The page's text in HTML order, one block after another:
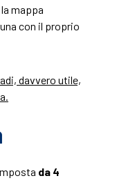
mappa
con il proprio
davvero utile,
da 4